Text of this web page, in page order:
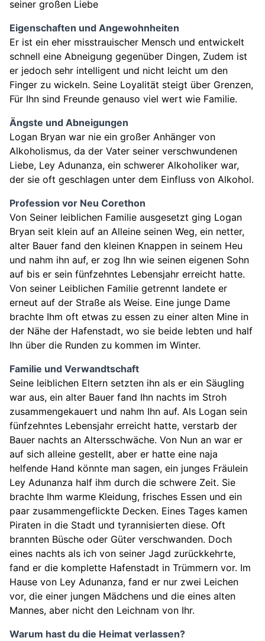
seiner großen Liebe
Eigenschaften und Angewohnheiten
Er ist ein eher misstrauischer Mensch und entwickelt
schnell eine Abneigung gegenüber Dingen, Zudem ist
er jedoch sehr intelligent und nicht leicht um den
Finger zu wickeln. Seine Loyalität steigt über Grenzen,
Für Ihn sind Freunde genauso viel wert wie Familie.
Ängste und Abneigungen
Logan Bryan war nie ein großer Anhänger von
Alkoholismus, da der Vater seiner verschwundenen
Liebe, Ley Adunanza, ein schwerer Alkoholiker war,
der sie oft geschlagen unter dem Einfluss von Alkohol.
Profession vor Neu Corethon
Von Seiner leiblichen Familie ausgesetzt ging Logan
Bryan seit klein auf an Alleine seinen Weg, ein netter,
alter Bauer fand den kleinen Knappen in seinem Heu
und nahm ihn auf, er zog Ihn wie seinen eigenen Sohn
auf bis er sein fünfzehntes Lebensjahr erreicht hatte.
Von seiner Leiblichen Familie getrennt landete er
erneut auf der Straße als Weise. Eine junge Dame
brachte Ihm oft etwas zu essen zu einer alten Mine in
der Nähe der Hafenstadt, wo sie beide lebten und half
Ihn über die Runden zu kommen im Winter.
Familie und Verwandtschaft
Seine leiblichen Eltern setzten ihn als er ein Säugling
war aus, ein alter Bauer fand Ihn nachts im Stroh
zusammengekauert und nahm Ihn auf. Als Logan sein
fünfzehntes Lebensjahr erreicht hatte, verstarb der
Bauer nachts an Altersschwäche. Von Nun an war er
auf sich alleine gestellt, aber er hatte eine naja
helfende Hand könnte man sagen, ein junges Fräulein
Ley Adunanza half ihm durch die schwere Zeit. Sie
brachte Ihm warme Kleidung, frisches Essen und ein
paar zusammengeflickte Decken. Eines Tages kamen
Piraten in die Stadt und tyrannisierten diese. Oft
brannten Büsche oder Güter verschwanden. Doch
eines nachts als ich von seiner Jagd zurückkehrte,
fand er die komplette Hafenstadt in Trümmern vor. Im
Hause von Ley Adunanza, fand er nur zwei Leichen
vor, die einer jungen Mädchens und die eines alten
Mannes, aber nicht den Leichnam von Ihr.
Warum hast du die Heimat verlassen?